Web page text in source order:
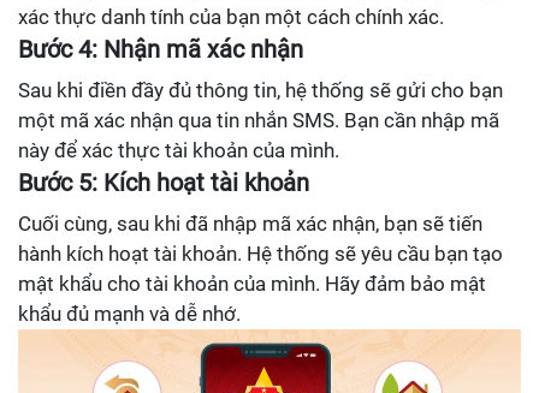
xác thực danh tính của bạn một cách chính xác.
Bước 4: Nhận mã xác nhận
Sau khi điền đầy đủ thông tin, hệ thống sẽ gửi cho bạn
một mã xác nhận qua tin nhắn SMS. Bạn cần nhập mã
này để xác thực tài khoản của mình.
Bước 5: Kích hoạt tài khoản
Cuối cùng, sau khi đã nhập mã xác nhận, bạn sẽ tiến
hành kích hoạt tài khoản. Hệ thống sẽ yêu cầu bạn tạo
mật khẩu cho tài khoản của mình. Hãy đảm bảo mật
khẩu đủ mạnh và dễ nhớ.